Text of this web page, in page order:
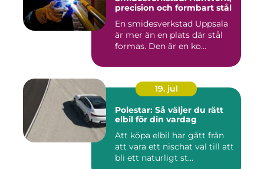
precision och formbart stål
En smidesverkstad Uppsala
är mer än en plats där stål
formas. Den är en ko...
19. jul
Polestar: Så väljer du rätt
elbil för din vardag
Att köpa elbil har gått från
att vara ett nischat val till att
bli ett naturligt st...